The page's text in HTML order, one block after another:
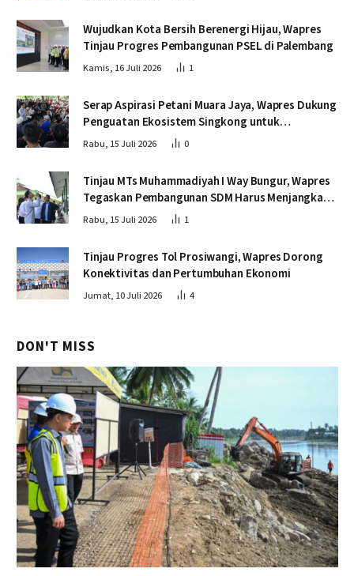
Wujudkan Kota Bersih Berenergi Hijau, Wapres
Tinjau Progres Pembangunan PSEL di Palembang
Kamis, 16 Juli 2026 1
Serap Aspirasi Petani Muara Jaya, Wapres Dukung
Penguatan Ekosistem Singkong untuk
Swasembada Pangan
Rabu, 15 Juli 2026 0
Tinjau MTs Muhammadiyah I Way Bungur, Wapres
Tegaskan Pembangunan SDM Harus Menjangkau
Seluruh Sekolah
Rabu, 15 Juli 2026 1
Tinjau Progres Tol Prosiwangi, Wapres Dorong
Konektivitas dan Pertumbuhan Ekonomi
Jumat, 10 Juli 2026 4
DON'T MISS